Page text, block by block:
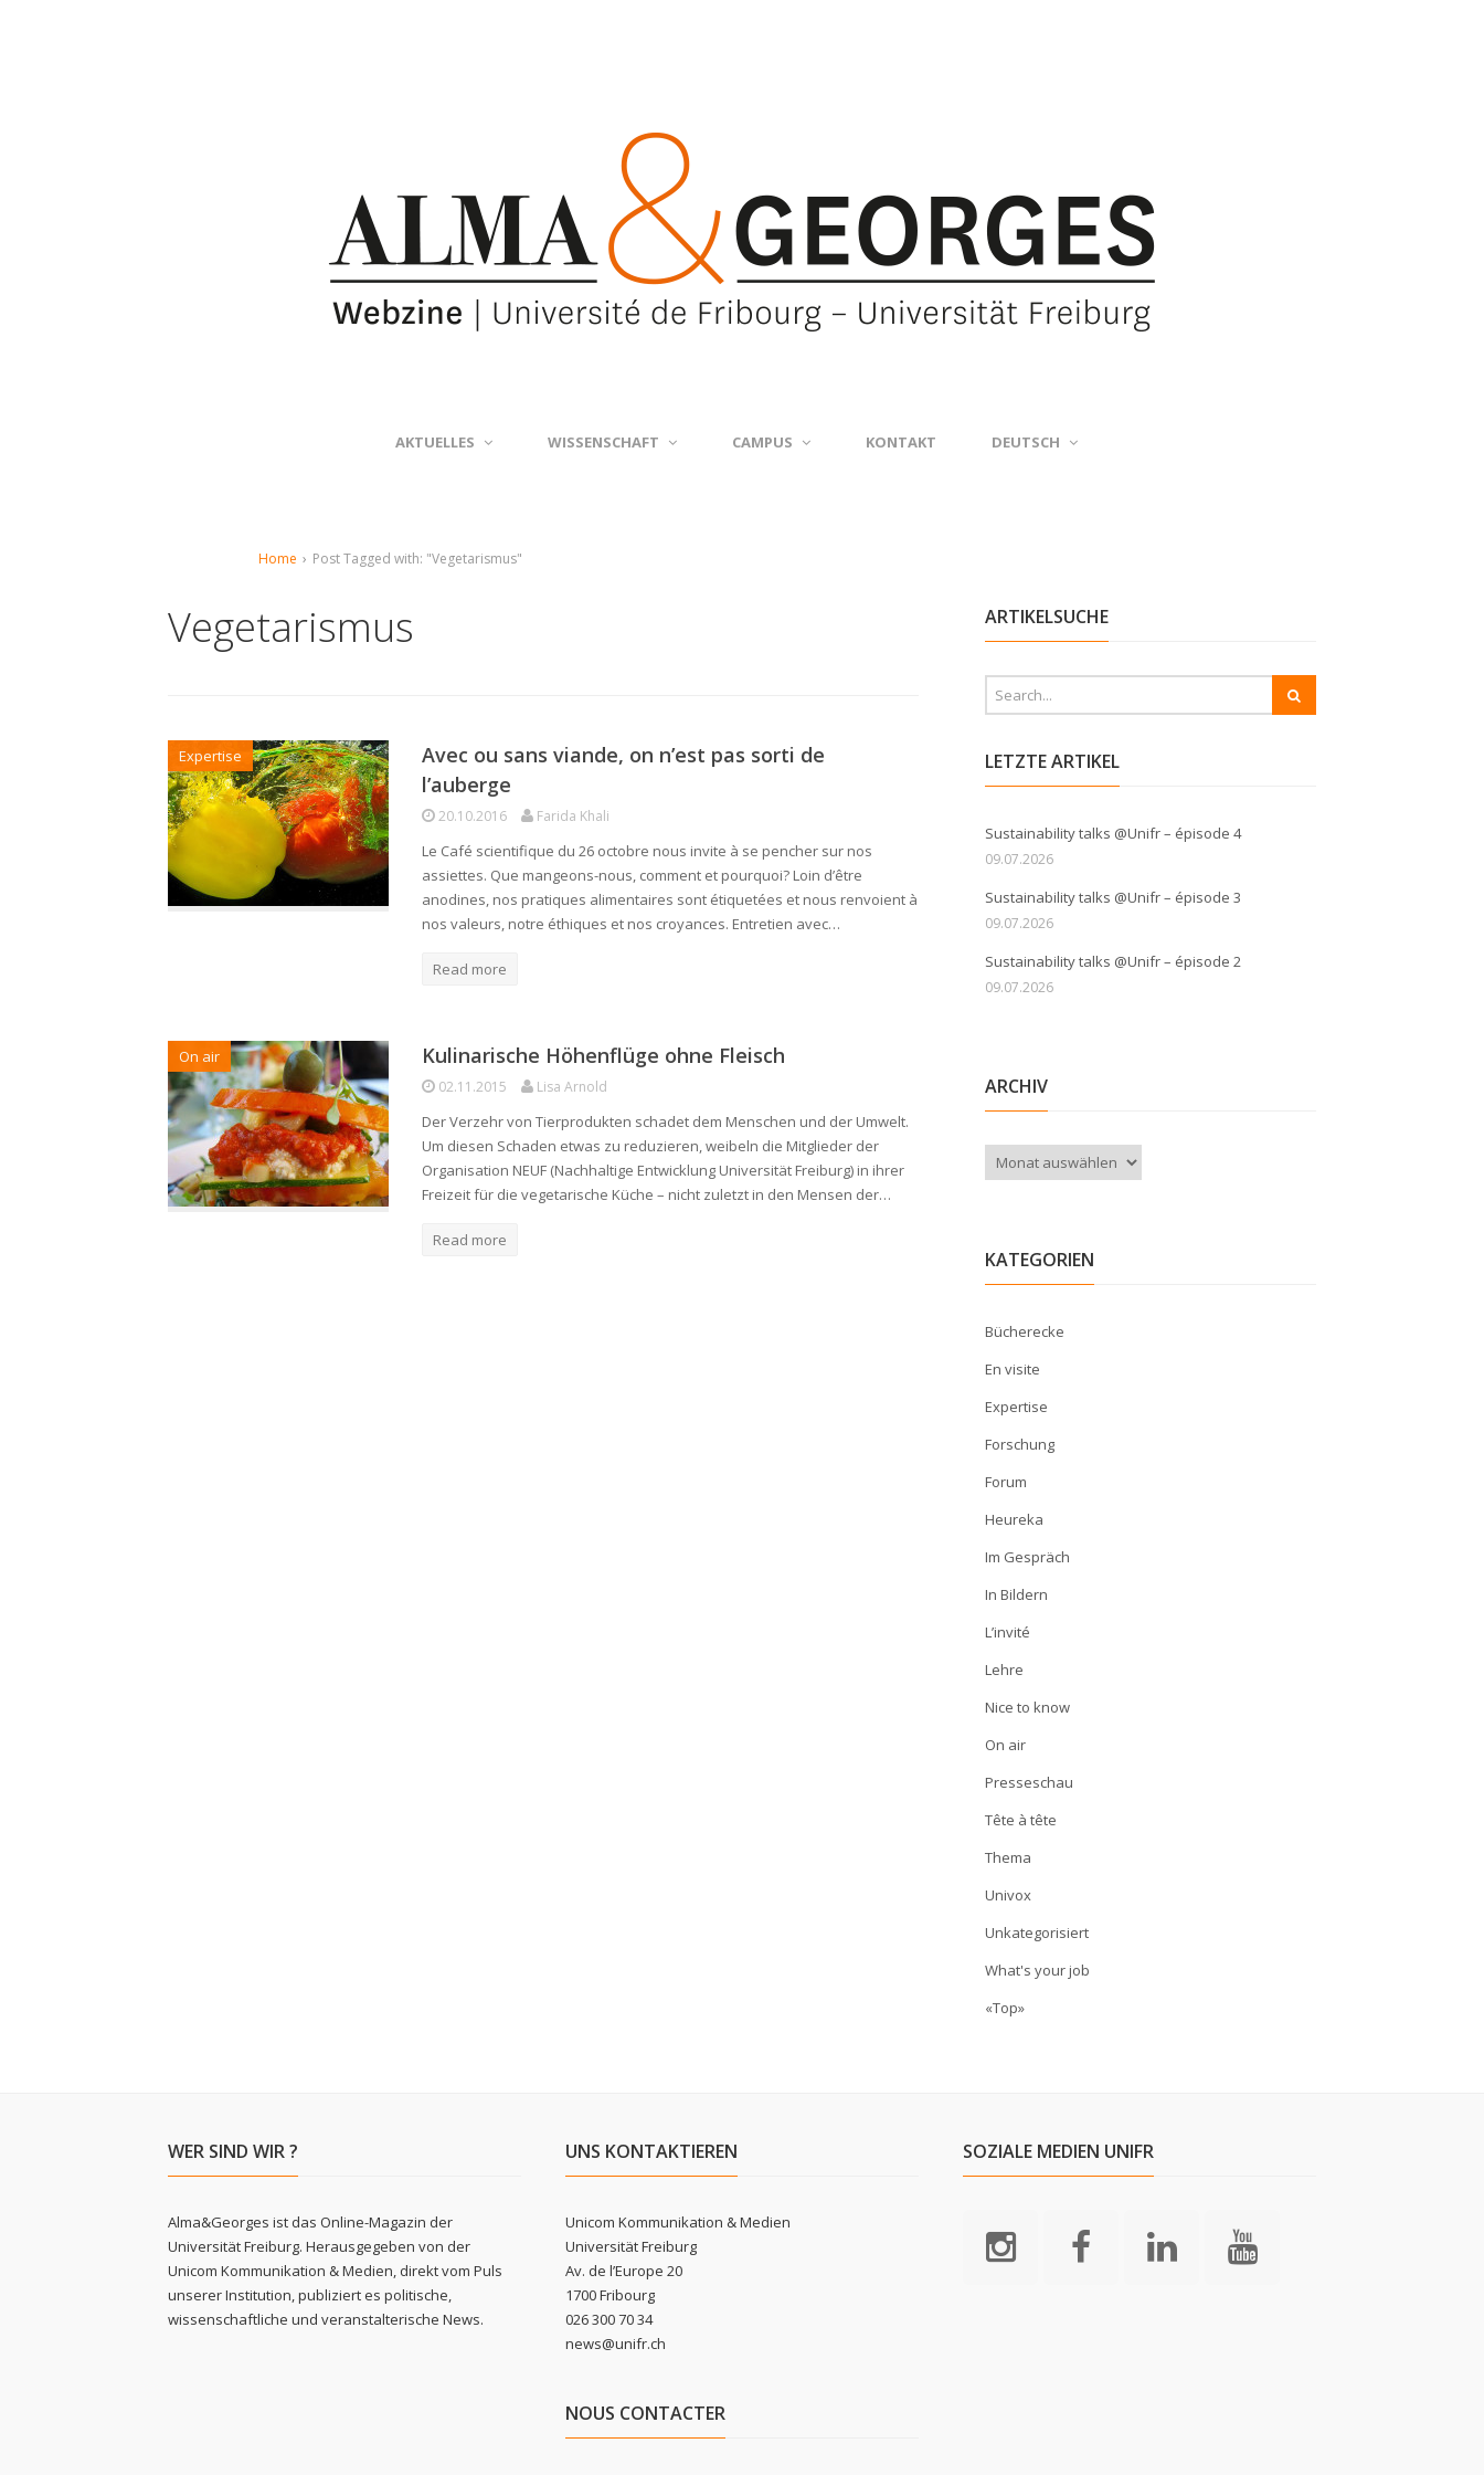
AKTUELLES WISSENSCHAFT CAMPUS KONTAKT DEUTSCH
Home › Post Tagged with: "Vegetarismus"
Vegetarismus
Expertise
Avec ou sans viande, on n’est pas sorti de
l’auberge
20.10.2016 Farida Khali
Le Café scientifique du 26 octobre nous invite à se pencher sur nos
assiettes. Que mangeons-nous, comment et pourquoi? Loin d’être
anodines, nos pratiques alimentaires sont étiquetées et nous renvoient à
nos valeurs, notre éthiques et nos croyances. Entretien avec…
Read more
On air Kulinarische Höhenflüge ohne Fleisch
02.11.2015 Lisa Arnold
Der Verzehr von Tierprodukten schadet dem Menschen und der Umwelt.
Um diesen Schaden etwas zu reduzieren, weibeln die Mitglieder der
Organisation NEUF (Nachhaltige Entwicklung Universität Freiburg) in ihrer
Freizeit für die vegetarische Küche – nicht zuletzt in den Mensen der…
Read more
ARTIKELSUCHE
LETZTE ARTIKEL
Sustainability talks @Unifr – épisode 4
09.07.2026
Sustainability talks @Unifr – épisode 3
09.07.2026
Sustainability talks @Unifr – épisode 2
09.07.2026
ARCHIV
Archiv
KATEGORIEN
Bücherecke
En visite
Expertise
Forschung
Forum
Heureka
Im Gespräch
In Bildern
L’invité
Lehre
Nice to know
On air
Presseschau
Tête à tête
Thema
Univox
Unkategorisiert
What's your job
«Top»
WER SIND WIR ?
Alma&Georges ist das Online-Magazin der
Universität Freiburg. Herausgegeben von der
Unicom Kommunikation & Medien, direkt vom Puls
unserer Institution, publiziert es politische,
wissenschaftliche und veranstalterische News.
UNS KONTAKTIEREN
Unicom Kommunikation & Medien
Universität Freiburg
Av. de l’Europe 20
1700 Fribourg
026 300 70 34
news@unifr.ch
NOUS CONTACTER
SOZIALE MEDIEN UNIFR